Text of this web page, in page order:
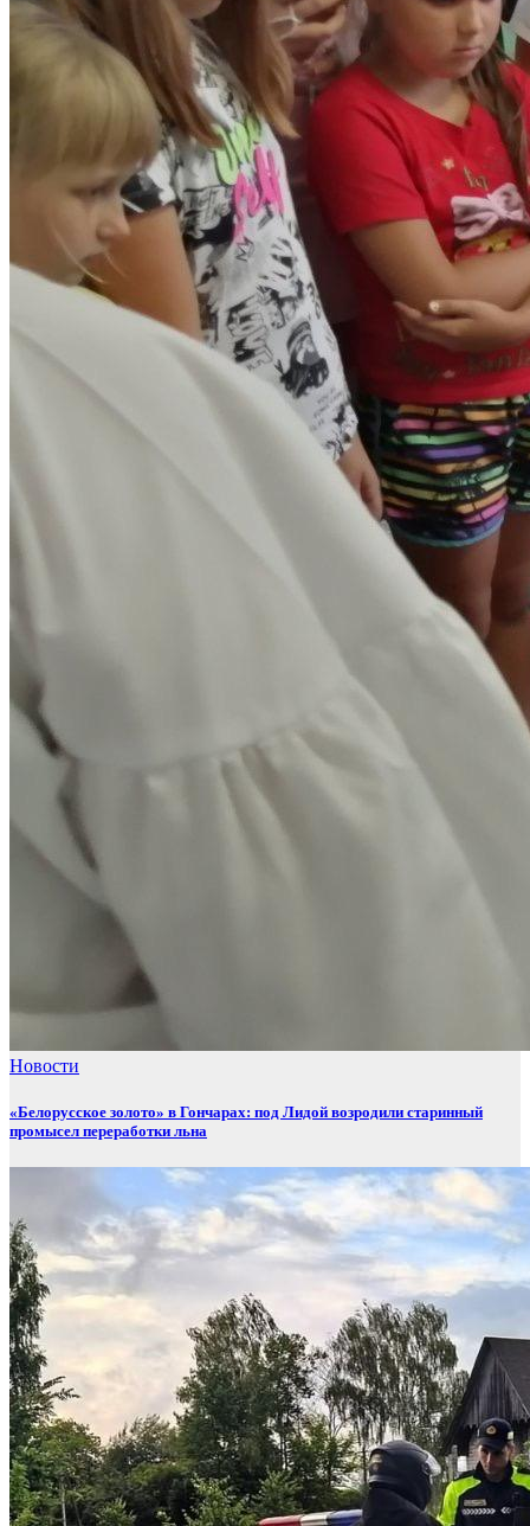
Новости
«Белорусское золото» в Гончарах: под Лидой возродили старинный
промысел переработки льна